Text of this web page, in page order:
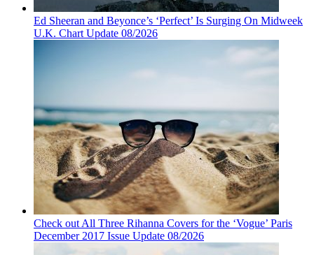
Ed Sheeran and Beyonce’s ‘Perfect’ Is Surging On Midweek
U.K. Chart Update 08/2026
Check out All Three Rihanna Covers for the ‘Vogue’ Paris
December 2017 Issue Update 08/2026